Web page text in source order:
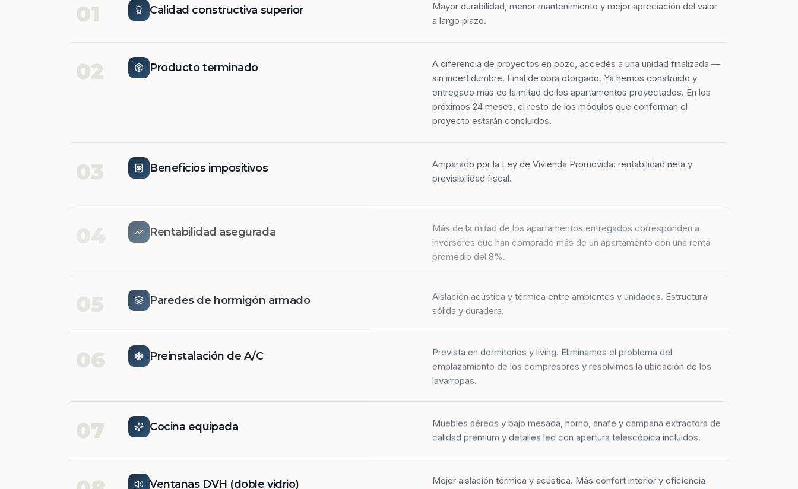
01 Calidad constructiva superior
Mayor durabilidad, menor mantenimiento y mejor apreciación del valor
a largo plazo.
02 Producto terminado
A diferencia de proyectos en pozo, accedés a una unidad finalizada —
sin incertidumbre. Final de obra otorgado. Ya hemos construido y
entregado más de la mitad de los apartamentos proyectados. En los
próximos 24 meses, el resto de los módulos que conforman el
proyecto estarán concluidos.
03 Beneficios impositivos
Amparado por la Ley de Vivienda Promovida: rentabilidad neta y
previsibilidad fiscal.
Rentabilidad asegurada
inversores que han comprado más de un apartamento con una renta
promedio del 8%.
05 Paredes de hormigón armado
Aislación acústica y térmica entre ambientes y unidades. Estructura
sólida y duradera.
06 Preinstalación de A/C
Prevista en dormitorios y living. Eliminamos el problema del
emplazamiento de los compresores y resolvimos la ubicación de los
lavarropas.
07 Cocina equipada
Muebles aéreos y bajo mesada, horno, anafe y campana extractora de
calidad premium y detalles led con apertura telescópica incluidos.
Ventanas DVH (doble vidrio) Mejor aislación térmica y acústica. Más confort interior y eficiencia